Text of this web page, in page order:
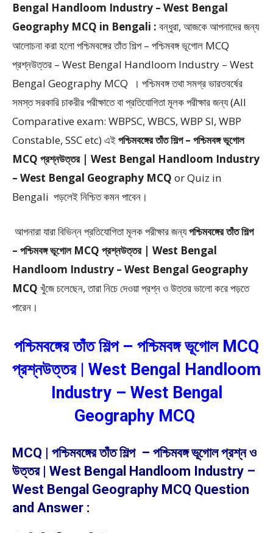
Bengal Handloom Industry – West Bengal
Geography MCQ in Bengali : বন্ধুরা, আজকে আপনাদের জন্য
আলোচনা করা হলো পশ্চিমবঙ্গের তাঁত শিল্প – পশ্চিমবঙ্গ ভূগোল MCQ
প্রশ্নউত্তর – West Bengal Handloom Industry – West
Bengal Geography MCQ । পশ্চিমবঙ্গ তথা সমগ্র ভারতবর্ষের
সমস্ত সরকারি চাকরীর পরীক্ষাতে বা প্রতিযোগিতা মূলক পরীক্ষার জন্য (All
Comparative exam: WBPSC, WBCS, WBP SI, WBP
Constable, SSC etc) এইপশ্চিমবঙ্গের তাঁত শিল্প – পশ্চিমবঙ্গ ভূগোল
MCQ প্রশ্নউত্তর | West Bengal Handloom Industry
– West Bengal Geography MCQ or Quiz in
Bengali পড়লেই নিশ্চিত কমন পাবেন।
আপনারা যারা বিভিন্ন প্রতিযোগিতা মূলক পরীক্ষার জন্যপশ্চিমবঙ্গের তাঁত শিল্প
– পশ্চিমবঙ্গ ভূগোল MCQ প্রশ্নউত্তর | West Bengal
Handloom Industry – West Bengal Geography
MCQ খুঁজে চলেছেন, তারা নিচে দেওয়া প্রশ্ন ও উত্তর ভালো করে পড়তে
পারেন।
পশ্চিমবঙ্গের তাঁত শিল্প – পশ্চিমবঙ্গ ভূগোল MCQ
প্রশ্নউত্তর | West Bengal Handloom
Industry – West Bengal
Geography MCQ
MCQ | পশ্চিমবঙ্গের তাঁত শিল্প – পশ্চিমবঙ্গ ভূগোল প্রশ্ন ও
উত্তর | West Bengal Handloom Industry –
West Bengal Geography MCQ Question
and Answer :